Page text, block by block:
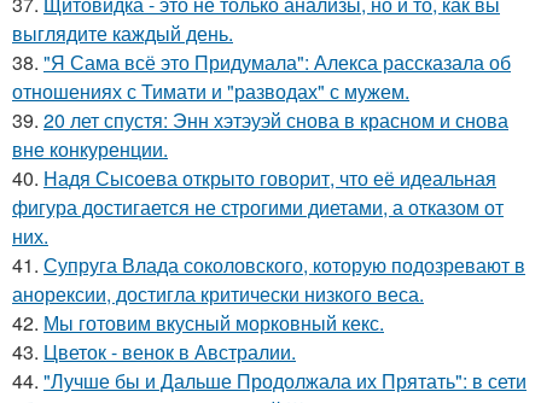
выглядите каждый день.
38. "Я Сама всё это Придумала": Алекса рассказала об
отношениях с Тимати и "разводах" с мужем.
39. 20 лет спустя: Энн хэтэуэй снова в красном и снова
вне конкуренции.
40. Надя Сысоева открыто говорит, что её идеальная
фигура достигается не строгими диетами, а отказом от
них.
41. Супруга Влада соколовского, которую подозревают в
анорексии, достигла критически низкого веса.
42. Мы готовим вкусный морковный кекс.
43. Цветок - венок в Австралии.
44. "Лучше бы и Дальше Продолжала их Прятать": в сети